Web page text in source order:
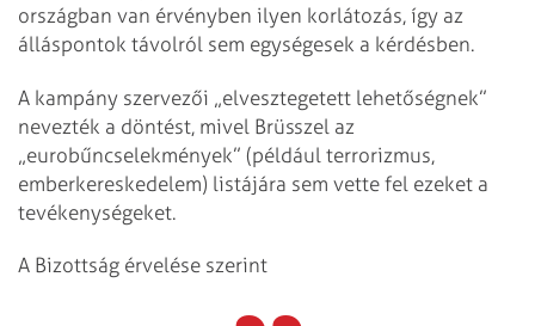
országban van érvényben ilyen korlátozás, így az
álláspontok távolról sem egységesek a kérdésben.
A kampány szervezői „elvesztegetett lehetőségnek”
nevezték a döntést, mivel Brüsszel az
„eurobűncselekmények” (például terrorizmus,
emberkereskedelem) listájára sem vette fel ezeket a
tevékenységeket.
A Bizottság érvelése szerint